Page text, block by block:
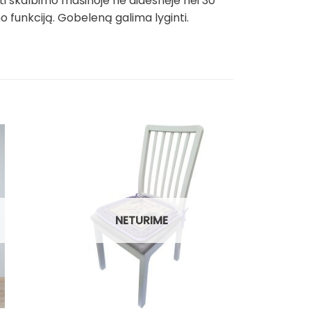
funkciją. Gobeleną galima lyginti.
NETURIME